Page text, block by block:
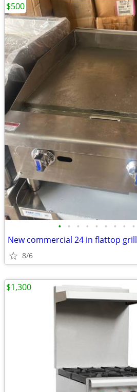
• • • • • • • • •
New commercial 24 in flattop grill
8/6
$500
$1,300